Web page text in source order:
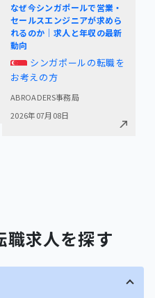
なぜ今シンガポールで営業・
セールスエンジニアが求めら
れるのか｜求人と年収の最新
動向
シンガポールの転職を
お考えの方
ABROADERS事務局
2026年07月08日
職求人を探す